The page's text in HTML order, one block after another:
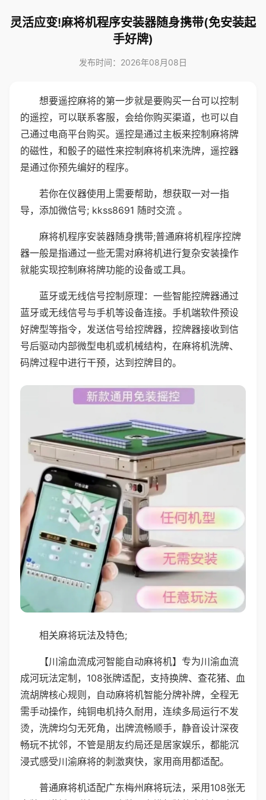
灵活应变!麻将机程序安装器随身携带(免安装起
手好牌)
发布时间：2026年08月08日
想要遥控麻将的第一步就是要购买一台可以控制
的遥控，可以联系客服，会给你购买渠道，也可以自
己通过电商平台购买。遥控是通过主板来控制麻将牌
的磁性，和骰子的磁性来控制麻将机来洗牌，遥控器
是通过你预先编好的程序。
若你在仪器使用上需要帮助，想获取一对一指
导，添加微信号; kkss8691 随时交流 。
麻将机程序安装器随身携带;普通麻将机程序控牌
器一般是指通过一些无需对麻将机进行复杂安装操作
就能实现控制麻将牌功能的设备或工具。
蓝牙或无线信号控制原理：一些智能控牌器通过
蓝牙或无线信号与手机等设备连接。手机端软件预设
好牌型等指令，发送信号给控牌器，控牌器接收到信
号后驱动内部微型电机或机械结构，在麻将机洗牌、
码牌过程中进行干预，达到控牌目的。
相关麻将玩法及特色;
【川渝血流成河智能自动麻将机】专为川渝血流
成河玩法定制，108张牌适配，支持换牌、查花猪、血
流胡牌核心规则，自动麻将机智能分牌补牌，全程无
需手动操作，纯铜电机持久耐用，连续多局运行不发
烫，洗牌均匀无死角，出牌流畅顺手，静音设计深夜
畅玩不扰邻，不管是朋友约局还是居家娱乐，都能沉
浸式感受川渝麻将的刺激爽快，家用商用都适配。
普通麻将机适配广东梅州麻将玩法，采用108张无